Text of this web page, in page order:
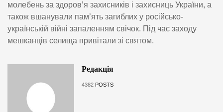
молебень за здоров’я захисників і захисниць України, а
також вшанували пам’ять загиблих у російсько-
українській війні запаленням свічок. Під час заходу
мешканців селища привітали зі святом.
Редакція
4382 POSTS